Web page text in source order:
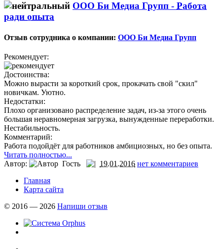
ООО Би Медиа Групп - Работа
ради опыта
Отзыв сотрудника о компании: ООО Би Медиа Групп
Рекомендует:
Достоинства:
Можно вырасти за короткий срок, прокачать свой "скил"
новичкам. Уютно.
Недостатки:
Плохо организовано распределение задач, из-за этого очень
большая неравномерная загрузка, вынужденные переработки.
Нестабильность.
Комментарий:
Работа подойдёт для работников амбициозных, но без опыта.
Читать полностью...
Автор:
Гость 19.01.2016 нет комментариев
Главная
Карта сайта
© 2016 — 2026 Напиши отзыв